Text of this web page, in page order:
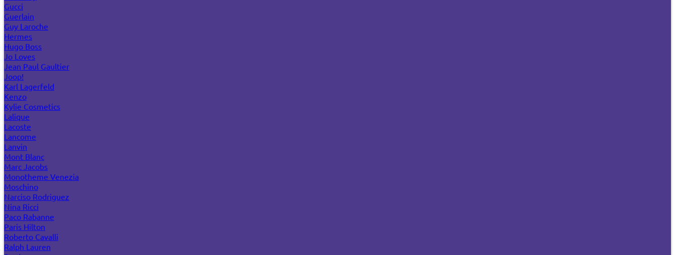
Gucci
Guerlain
Guy Laroche
Hermes
Hugo Boss
Jo Loves
Jean Paul Gaultier
Joop!
Karl Lagerfeld
Kenzo
Kylie Cosmetics
Lalique
Lacoste
Lancome
Lanvin
Mont Blanc
Marc Jacobs
Monotheme Venezia
Moschino
Narciso Rodriguez
Nina Ricci
Paco Rabanne
Paris Hilton
Roberto Cavalli
Ralph Lauren